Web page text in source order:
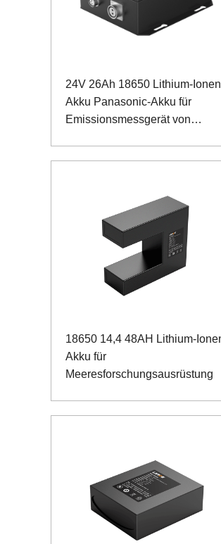
24V 26Ah 18650 Lithium-
Akku Panasonic-Akku für
Emissionsmessgerät von
18650 14,4 48AH Lithium-
Akku für
Meeresforschungsausrüstung